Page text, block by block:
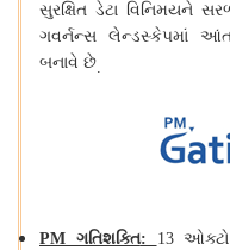
સુરક્ષિત ડેટા વિનિમયને
ગવર્નન્સ લેન્ડસ્કેપમાં
બનાવે છે.
PM ગતિશક્તિ: 13